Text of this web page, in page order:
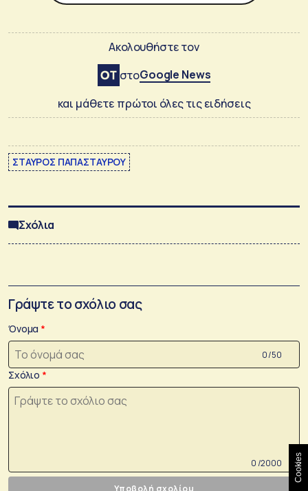
Ακολουθήστε τον
στοGoogle News
και μάθετε πρώτοι όλες τις ειδήσεις
ΣΤΑΥΡΟΣ ΠΑΠΑΣΤΑΥΡΟΥ
Σχόλια
Γράψτε το σχόλιο σας
Όνομα
0 /50
Σχόλιο
0 /2000
Υποβολή σχολίου
Cookies